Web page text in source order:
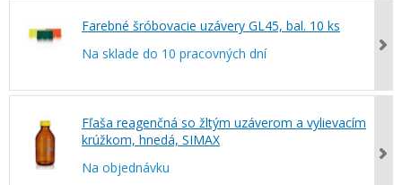
Farebné šróbovacie uzávery GL45, bal. 10 ks
Na sklade do 10 pracovných dní
Fľaša reagenčná so žltým uzáverom a vylievacím
krúžkom, hnedá, SIMAX
Na objednávku